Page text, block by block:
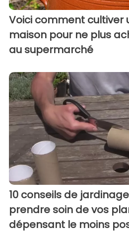
Voici comment cultiver
maison pour ne plus
au supermarché
10 conseils de
prendre soin de vos
dépensant le moins